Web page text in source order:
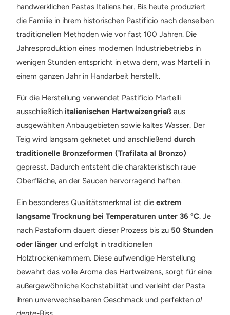
handwerklichen Pastas Italiens her. Bis heute produziert
die Familie in ihrem historischen Pastificio nach denselben
traditionellen Methoden wie vor fast 100 Jahren. Die
Jahresproduktion eines modernen Industriebetriebs in
wenigen Stunden entspricht in etwa dem, was Martelli in
einem ganzen Jahr in Handarbeit herstellt.
Für die Herstellung verwendet Pastificio Martelli
ausschließlich italienischen Hartweizengrießaus
ausgewählten Anbaugebieten sowie kaltes Wasser. Der
Teig wird langsam geknetet und anschließend durch
traditionelle Bronzeformen (Trafilata al Bronzo)
gepresst. Dadurch entsteht die charakteristisch raue
Oberfläche, an der Saucen hervorragend haften.
Ein besonderes Qualitätsmerkmal ist die extrem
langsame Trocknung bei Temperaturen unter 36 °C. Je
nach Pastaform dauert dieser Prozess bis zu 50 Stunden
oder längerund erfolgt in traditionellen
Holztrockenkammern. Diese aufwendige Herstellung
bewahrt das volle Aroma des Hartweizens, sorgt für eine
außergewöhnliche Kochstabilität und verleiht der Pasta
ihren unverwechselbaren Geschmack und perfekten al